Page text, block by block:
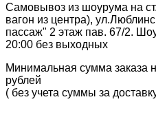
Самовывоз из шоурума на
вагон из центра),
пассаж" 2 этаж пав. 67/2.
20:00 без выходных
Минимальная сумма заказа
рублей
( без учета суммы за